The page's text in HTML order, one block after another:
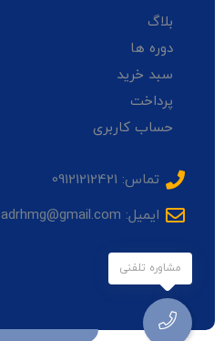
بلاگ
دوره ها
سبد خرید
پرداخت
حساب کاربری
تماس: 09121212421
ایمیل: sadrhmg@gmail.com
مشاوره تلفنی